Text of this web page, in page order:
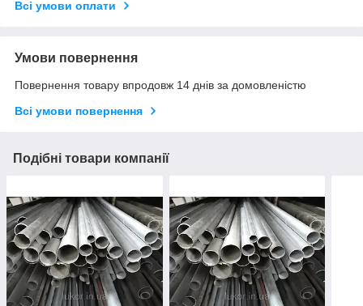
Всі умови оплати
Умови повернення
Повернення товару впродовж 14 днів за домовленістю
Всі умови повернення
Подібні товари компанії